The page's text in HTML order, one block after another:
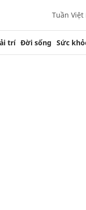
Tuần Việt
trí Đời sống Sức